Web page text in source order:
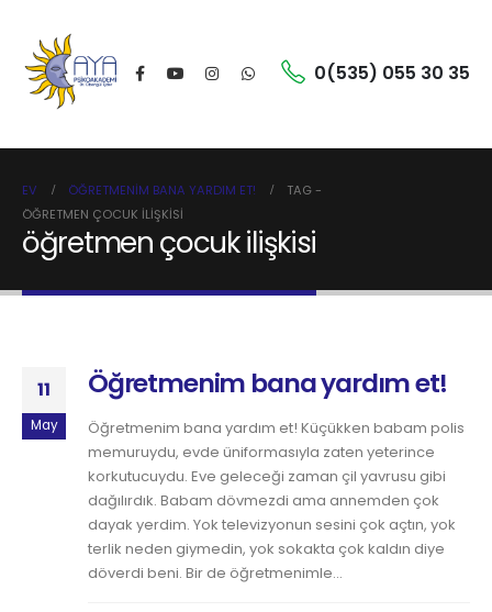
0(535) 055 30 35
EV ÖĞRETMENIM BANA YARDIM ET!
TAG -
ÖĞRETMEN ÇOCUK ILIŞKISI
öğretmen çocuk ilişkisi
11
May
Öğretmenim bana yardım et!
Öğretmenim bana yardım et! Küçükken babam polis
memuruydu, evde üniformasıyla zaten yeterince
korkutucuydu. Eve geleceği zaman çil yavrusu gibi
dağılırdık. Babam dövmezdi ama annemden çok
dayak yerdim. Yok televizyonun sesini çok açtın, yok
terlik neden giymedin, yok sokakta çok kaldın diye
döverdi beni. Bir de öğretmenimle...